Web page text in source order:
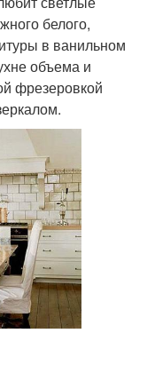
белого,
в ванильном
объема и
фрезеровкой